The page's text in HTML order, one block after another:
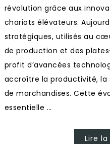
révolution grâce aux
chariots élévateurs.
stratégiques, utilisés au
de production et des
profit d’avancées
accroître la productivité,
de marchandises. Cette
essentielle …
Lire